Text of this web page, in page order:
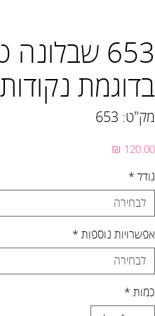
653
בדוגמת נקודות
מק"ט: 653
גודל *
לבחירה
אפשרויות נוספות *
לבחירה
כמות *